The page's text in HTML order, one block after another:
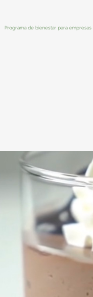
Programa de bienestar para empresas